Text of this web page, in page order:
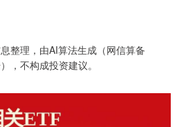
整理，由AI算法生成（网信算备
，不构成投资建议。